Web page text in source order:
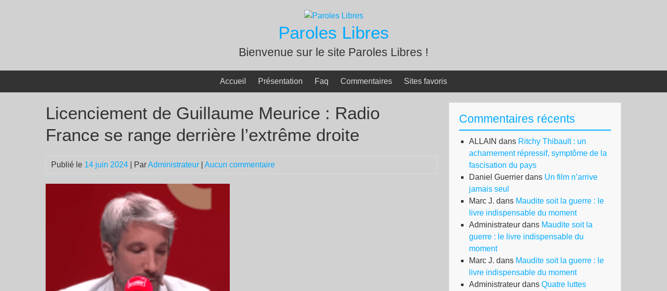
Paroles Libres
Bienvenue sur le site Paroles Libres !
Accueil Présentation Faq Commentaires Sites favoris
Licenciement de Guillaume Meurice : Radio
France se range derrière l’extrême droite
Publié le 14 juin 2024 | ParAdministrateur Aucun commentaire
Commentaires récents
ALLAIN dans Ritchy Thibault : un
acharnement répressif, symptôme de la
fascisation du pays
Daniel Guerrier dans Un film n’arrive
jamais seul
Marc J. dans Maudite soit la guerre : le
livre indispensable du moment
Administrateur dans Maudite soit la
guerre : le livre indispensable du
moment
Marc J. dans Maudite soit la guerre : le
livre indispensable du moment
Administrateur dans Quatre luttes